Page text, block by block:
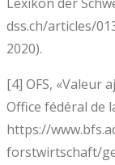
dss.ch/articles/
2020).
[4] OFS, «Valeur
Office fédéral de
https://
forstwirtschaft/